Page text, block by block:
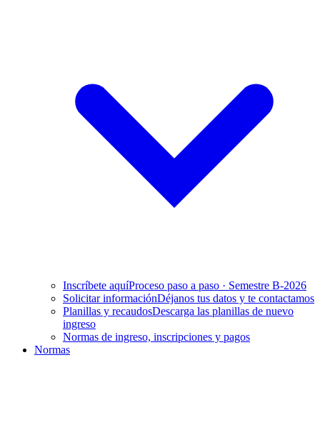
Inscríbete aquíProceso paso a paso · Semestre B-2026
Solicitar informaciónDéjanos tus datos y te contactamos
Planillas y recaudosDescarga las planillas de nuevo
ingreso
Normas de ingreso, inscripciones y pagos
Normas